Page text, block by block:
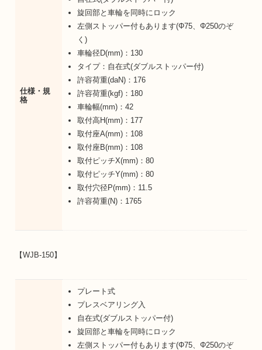
仕様・規
格
旋回部と車輪を同時にロック
左側ストッパー付もあります(Φ75、Φ250のぞ
く)
車輪径D(mm)：130
タイプ：自在式(ダブルストッパー付)
許容荷重(daN)：176
許容荷重(kgf)：180
車輪幅(mm)：42
取付高H(mm)：177
取付座A(mm)：108
取付座B(mm)：108
取付ピッチX(mm)：80
取付ピッチY(mm)：80
取付穴径P(mm)：11.5
許容荷重(N)：1765
【WJB-150】
プレート式
プレスベアリング入
自在式(ダブルストッパー付)
旋回部と車輪を同時にロック
左側ストッパー付もあります(Φ75、Φ250のぞ